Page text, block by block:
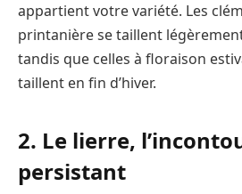
appartient votre variété. Les
printanière se taillent
tandis que celles à floraison
taillent en fin d’hiver.
2. Le lierre,
persistant